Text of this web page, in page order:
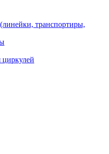
транспортиры,